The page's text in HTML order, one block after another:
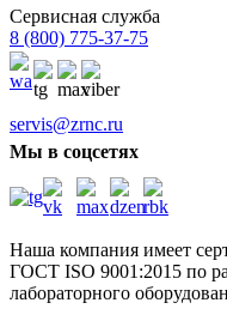
Сервисная служба
8 (800) 775-37-75
servis@zrnc.ru
Мы в соцсетях
Наша компания имеет
ГОСТ ISO 9001:2015 по
лабораторного